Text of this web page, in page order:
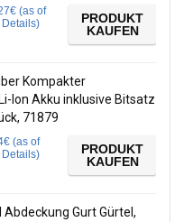
€ (as of
Details)
PRODUKT
KAUFEN
Kompakter
Ion Akku inklusive Bitsatz
71879
€ (as of
Details)
PRODUKT
KAUFEN
Gurt Gürtel,